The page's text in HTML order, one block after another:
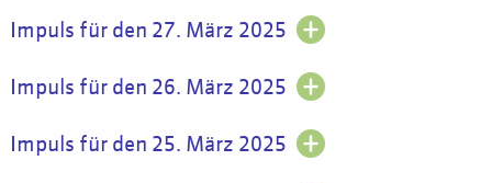
Impuls für den 27. März 2025
Impuls für den 26. März 2025
Impuls für den 25. März 2025